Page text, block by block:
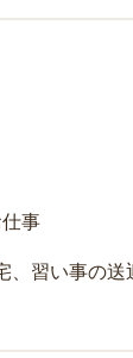
事
習い事の送